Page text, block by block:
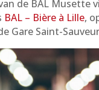
de BAL Musette
BAL – Bière à Lille,
Gare Saint-